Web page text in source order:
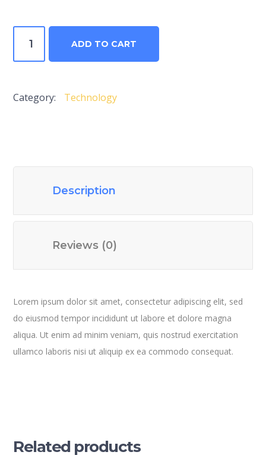
Smart
ADD TO CART
Category: Technology
Description
Reviews (0)
Lorem ipsum dolor sit amet, consectetur adipiscing elit, sed
do eiusmod tempor incididunt ut labore et dolore magna
aliqua. Ut enim ad minim veniam, quis nostrud exercitation
ullamco laboris nisi ut aliquip ex ea commodo consequat.
Related products